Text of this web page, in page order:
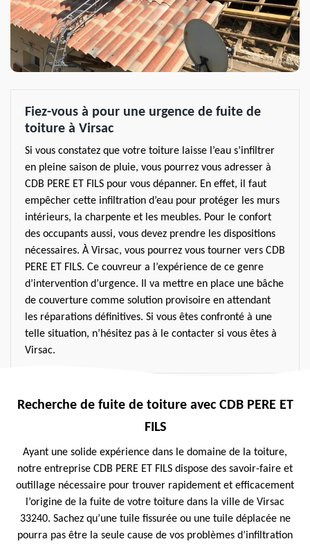
Fiez-vous à pour une urgence de fuite de
toiture à Virsac
Si vous constatez que votre toiture laisse l’eau s’infiltrer
en pleine saison de pluie, vous pourrez vous adresser à
CDB PERE ET FILS pour vous dépanner. En effet, il faut
empêcher cette infiltration d’eau pour protéger les murs
intérieurs, la charpente et les meubles. Pour le confort
des occupants aussi, vous devez prendre les dispositions
nécessaires. À Virsac, vous pourrez vous tourner vers CDB
PERE ET FILS. Ce couvreur a l’expérience de ce genre
d’intervention d’urgence. Il va mettre en place une bâche
de couverture comme solution provisoire en attendant
les réparations définitives. Si vous êtes confronté à une
telle situation, n’hésitez pas à le contacter si vous êtes à
Virsac.
Recherche de fuite de toiture avec CDB PERE ET
FILS
Ayant une solide expérience dans le domaine de la toiture,
notre entreprise CDB PERE ET FILS dispose des savoir-faire et
outillage nécessaire pour trouver rapidement et efficacement
l’origine de la fuite de votre toiture dans la ville de Virsac
33240. Sachez qu’une tuile fissurée ou une tuile déplacée ne
pourra pas être la seule cause de vos problèmes d’infiltration